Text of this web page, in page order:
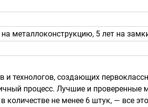
на металлоконструкцию, 5 лет на
технологов, создающих
процесс. Лучшие и
не менее 6 штук, — все